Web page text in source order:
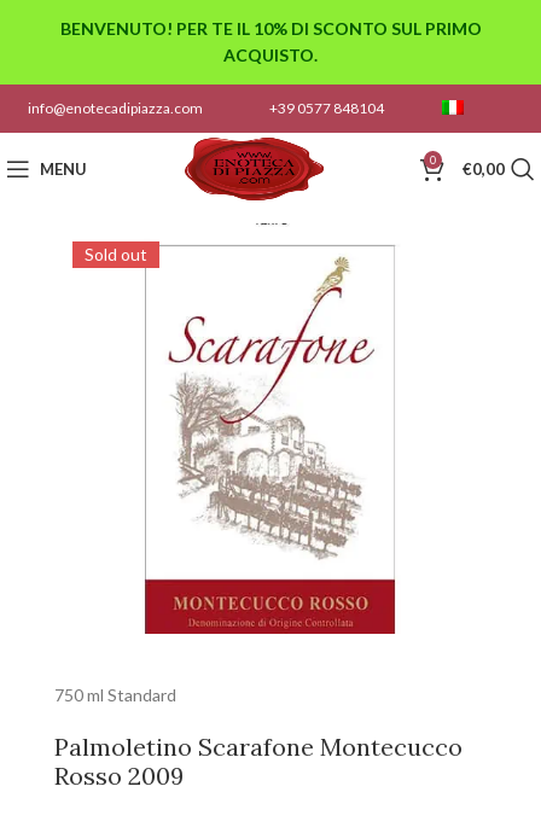
info@enotecadipiazza.com +39 0577 848104
MENU 0 €0,00
Sold out
750 ml Standard
Palmoletino Scarafone Montecucco
Rosso 2009
BENVENUTO! PER TE IL 10% DI SCONTO SUL PRIMO
ACQUISTO.